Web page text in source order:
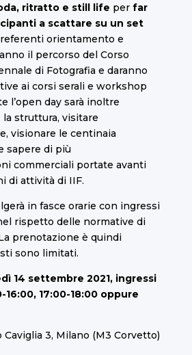
ritratto e still life per far
a scattare su un set
orientamento e
il percorso del Corso
di Fotografia e daranno
ai corsi seralie workshop
l’open day sarà inoltre
struttura, visitare
visionare le centinaia
sapere di più
commercialiportate avanti
di attività di IIF.
in fasce orarie con ingressi
rispetto delle normative di
prenotazione è quindi
sono limitati.
14 settembre 2021, ingressi
16:00, 17:00-18:00 oppure
3, Milano (M3 Corvetto)